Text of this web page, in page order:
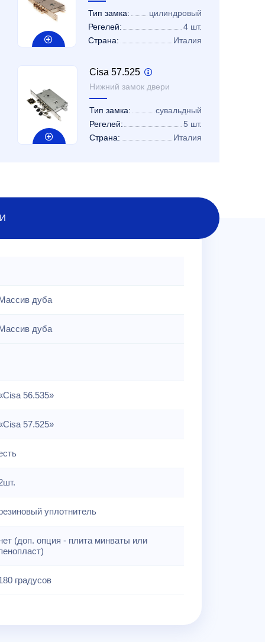
Тип замка:
цилиндровый
Регелей:
4 шт.
Страна:
Италия
Cisa 57.525
Нижний замок двери
Тип замка:
сувальдный
Регелей:
5 шт.
Страна:
Италия
дуба
дуба
56.535»
57.525»
уплотнитель
(доп. опция - плита минваты или
градусов